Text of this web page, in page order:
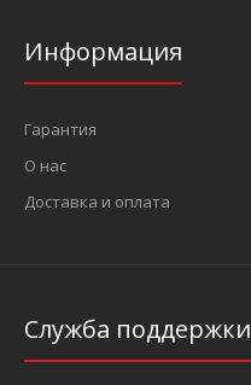
Информация
Гарантия
О нас
Доставка и оплата
Служба поддержки